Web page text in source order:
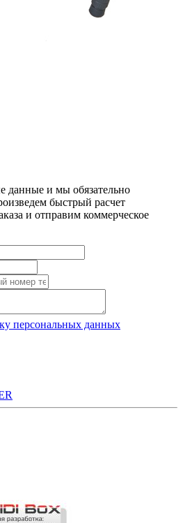
данные и мы обязательно
быстрый расчет
и отправим коммерческое
персональных данных